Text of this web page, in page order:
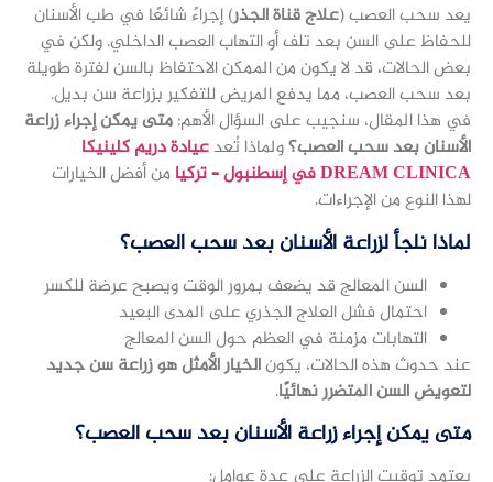
يعد سحب العصب (علاج قناة الجذر) إجراءً شائعًا في طب الأسنان
للحفاظ على السن بعد تلف أو التهاب العصب الداخلي. ولكن في
بعض الحالات، قد لا يكون من الممكن الاحتفاظ بالسن لفترة طويلة
بعد سحب العصب، مما يدفع المريض للتفكير بزراعة سن بديل.
في هذا المقال، سنجيب على السؤال الأهم:متى يمكن إجراء زراعة
الأسنان بعد سحب العصب؟ولماذا تُعدعيادة دريم كلينيكا
DREAM CLINICA في إسطنبول – تركيا
من أفضل الخيارات
لهذا النوع من الإجراءات.
لماذا نلجأ لزراعة الأسنان بعد سحب العصب؟
السن المعالج قد يضعف بمرور الوقت ويصبح عرضة للكسر
احتمال فشل العلاج الجذري على المدى البعيد
التهابات مزمنة في العظم حول السن المعالج
عند حدوث هذه الحالات، يكونالخيار الأمثل هو زراعة سن جديد
لتعويض السن المتضرر نهائيًا.
متى يمكن إجراء زراعة الأسنان بعد سحب العصب؟